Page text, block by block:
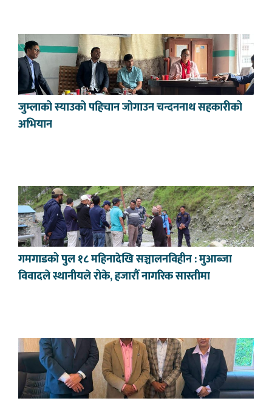
जुम्लाको स्याउको पहिचान जोगाउन चन्दननाथ सहकारीको
अभियान
गमगाडको पुल १८ महिनादेखि सञ्चालनविहीन : मुआब्जा
विवादले स्थानीयले रोके, हजारौँ नागरिक सास्तीमा